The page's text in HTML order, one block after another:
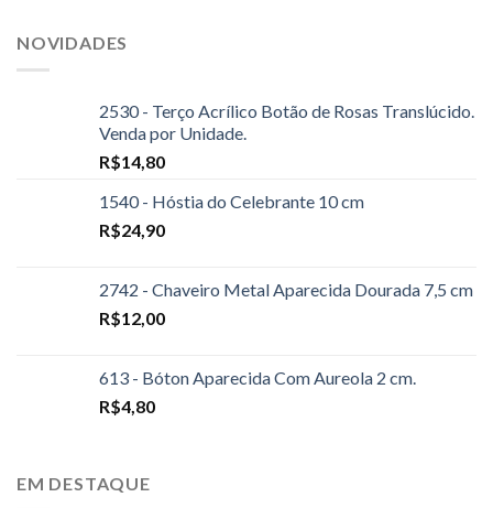
NOVIDADES
2530 - Terço Acrílico Botão de Rosas Translúcido.
Venda por Unidade.
R$14,80
1540 - Hóstia do Celebrante 10 cm
R$24,90
2742 - Chaveiro Metal Aparecida Dourada 7,5 cm
R$12,00
613 - Bóton Aparecida Com Aureola 2 cm.
R$4,80
EM DESTAQUE